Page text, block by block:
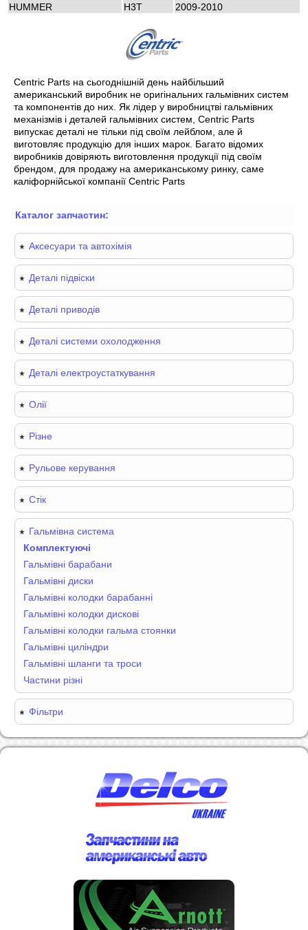
HUMMER
H3T 2009-2010
Centric Parts на сьогоднішній день найбільший
американський виробник не оригінальних гальмівних систем
та компонентів до них. Як лідер у виробництві гальмівних
механізмів і деталей гальмівних систем, Centric Parts
випускає деталі не тільки під своїм лейблом, але й
виготовляє продукцію для інших марок. Багато відомих
виробників довіряють виготовлення продукції під своїм
брендом, для продажу на американському ринку, саме
каліфорнійської компанії Centric Parts
Каталог запчастин:
Аксесуари та автохімія
Деталі підвіски
Деталі приводів
Деталі системи охолодження
Деталі електроустаткування
Олії
Різне
Рульове керування
Стік
Гальмівна система
Комплектуючі
Гальмівні барабани
Гальмівні диски
Гальмівні колодки барабанні
Гальмівні колодки дискові
Гальмівні колодки гальма стоянки
Гальмівні циліндри
Гальмівні шланги та троси
Частини різні
Фільтри